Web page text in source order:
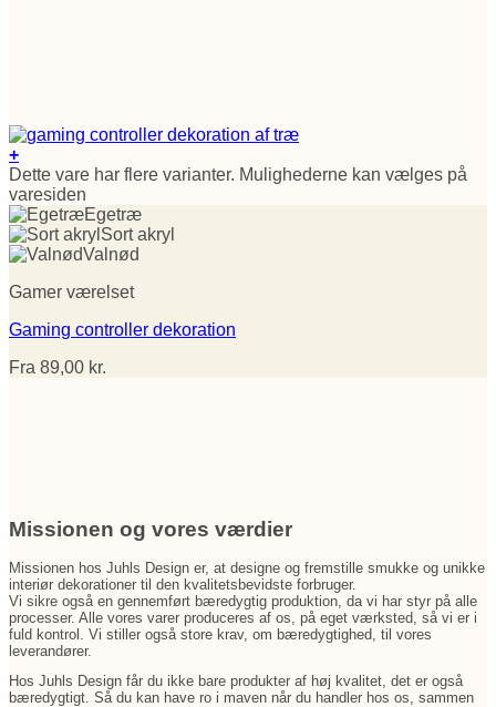
+
Dette vare har flere varianter. Mulighederne kan vælges på
varesiden
Egetræ
Sort akryl
Valnød
Gamer værelset
Gaming controller dekoration
Fra 89,00 kr.
Missionen og vores værdier
Missionen hos Juhls Design er, at designe og fremstille smukke og unikke
interiør dekorationer til den kvalitetsbevidste forbruger.
Vi sikre også en gennemført bæredygtig produktion, da vi har styr på alle
processer. Alle vores varer produceres af os, på eget værksted, så vi er i
fuld kontrol. Vi stiller også store krav, om bæredygtighed, til vores
leverandører.
Hos Juhls Design får du ikke bare produkter af høj kvalitet, det er også
bæredygtigt. Så du kan have ro i maven når du handler hos os, sammen